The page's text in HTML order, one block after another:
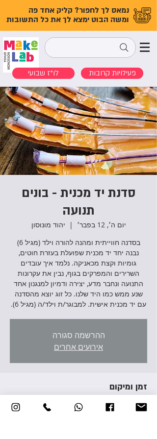
נמאס לך לחפור? קליק אחד פה
ומשה הבוט ימצא לך את כל התשובות
לו"ז שבועי פעילויות קרובות
סדנת יד מכנית - בונים
תנועה
יום ה׳, 12 בפבר׳
  |
יהוד מונוסון
בסדנה חווייתית ומהנה להורה וילד (מגיל 6)
נבנה יחד יד מכנית שפועלת בעזרת חוטים,
גומיות וקצת מכאניקה. נלמד איך עובדים
השרירים והמפרקים בגוף, נבין את עקרונות
התנועה ונחבר מדע, יצירה ודמיון למנגנון אחד
שנע ממש כמו היד שלנו. כל זוג יוצא מהסדנה
עם יד מכנית אישית. למבוגר/ת וילד/ה (מגיל 6).
ההרשמה סגורה
אירועים אחרים
זמן ומיקום
12 בפבר׳ 2026, 17:00 – 19:00